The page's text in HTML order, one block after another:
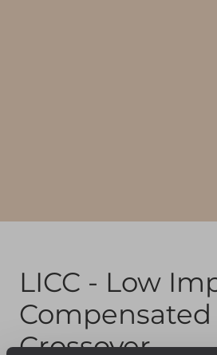
LICC - Low
Compensated
Crossover